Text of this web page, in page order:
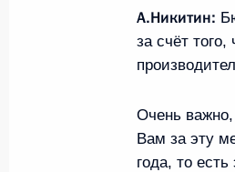
Структура
Видео и фото
Для СМИ
А.Никитин:
за счёт
Очень
Вам за эту
года, то